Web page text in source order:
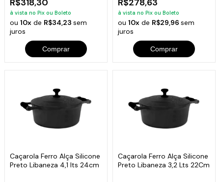
R$318,30
à vista no Pix ou Boleto
ou10x de R$34,23sem
juros
Comprar
R$278,63
à vista no Pix ou Boleto
ou 10xde R$29,96 sem
juros
Comprar
Caçarola Ferro Alça Silicone
Preto Libaneza 4,1 lts 24cm
Caçarola Ferro Alça Silicone
Preto Libaneza 3,2 Lts 22Cm